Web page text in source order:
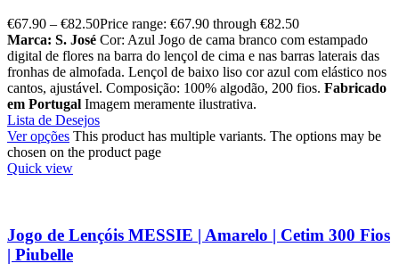
€67.90 – €82.50Price range: €67.90 through €82.50
Marca: S. José Cor: Azul Jogo de cama branco com estampado
digital de flores na barra do lençol de cima e nas barras laterais das
fronhas de almofada. Lençol de baixo liso cor azul com elástico nos
cantos, ajustável. Composição: 100% algodão, 200 fios. Fabricado
em Portugal Imagem meramente ilustrativa.
Lista de Desejos
Ver opções This product has multiple variants. The options may be
chosen on the product page
Quick view
Jogo de Lençóis MESSIE | Amarelo | Cetim 300 Fios
| Piubelle